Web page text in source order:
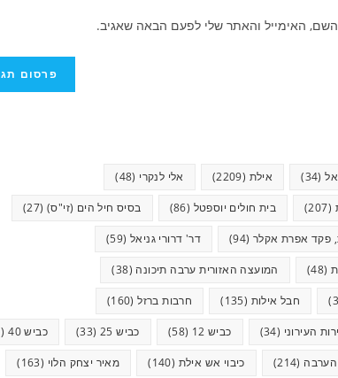
האימייל והאתר שלי לפעם הבאה שאגיב.
(34) אילת (2209) אלי לנקרי (48)
(207) בית חולים יוספטל (86) בסיס חיל הים (זי"ס)(27)
פקד אפרת אקלר(94) דר' דרורי גניאל(59)
(48) המועצה האזורית ערבה תיכונה (38)
חבל אילות (135) חרבות ברזל(160)
העירוני (34) כביש 12 (58) כביש 25 (33) כביש 40 (121)
(214) כיבוי אש אילת (140) מאיר יצחק הלוי (163)